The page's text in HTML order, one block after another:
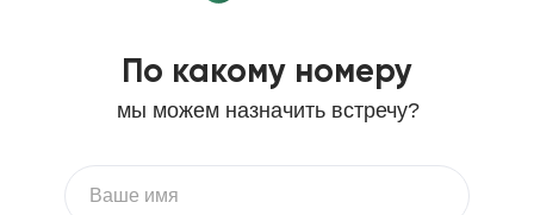
По какому номеру
мы можем назначить встречу?